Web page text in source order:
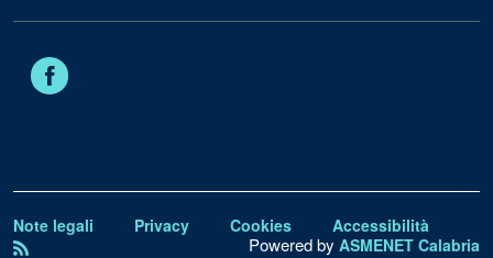
Note legali Privacy Cookies Accessibilità
Powered by ASMENET Calabria